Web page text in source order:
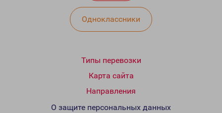
Одноклассники
Типы перевозки
Карта сайта
Направления
О защите персональных данных